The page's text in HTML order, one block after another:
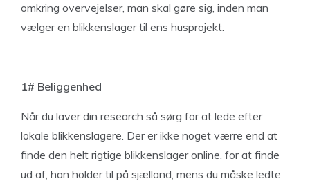
omkring overvejelser, man skal gøre sig, inden man
vælger en blikkenslager til ens husprojekt.
1# Beliggenhed
Når du laver din research så sørg for at lede efter
lokale blikkenslagere. Der er ikke noget værre end at
finde den helt rigtige blikkenslager online, for at finde
ud af, han holder til på sjælland, mens du måske ledte